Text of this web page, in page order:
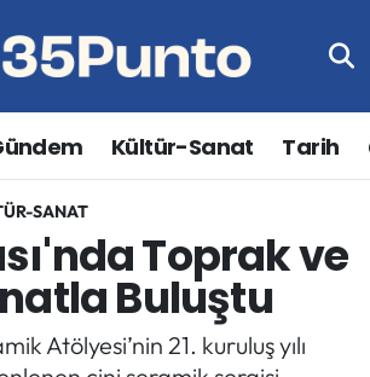
Kültür-Sanat Tarih
SANAT
Toprak ve
Buluştu
Atölyesi’nin 21. kuruluş yılı